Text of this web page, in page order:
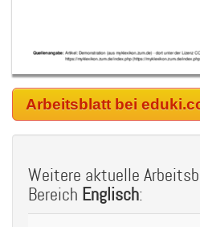
Arbeitsblatt bei
Weitere aktuelle
Bereich Englisch: